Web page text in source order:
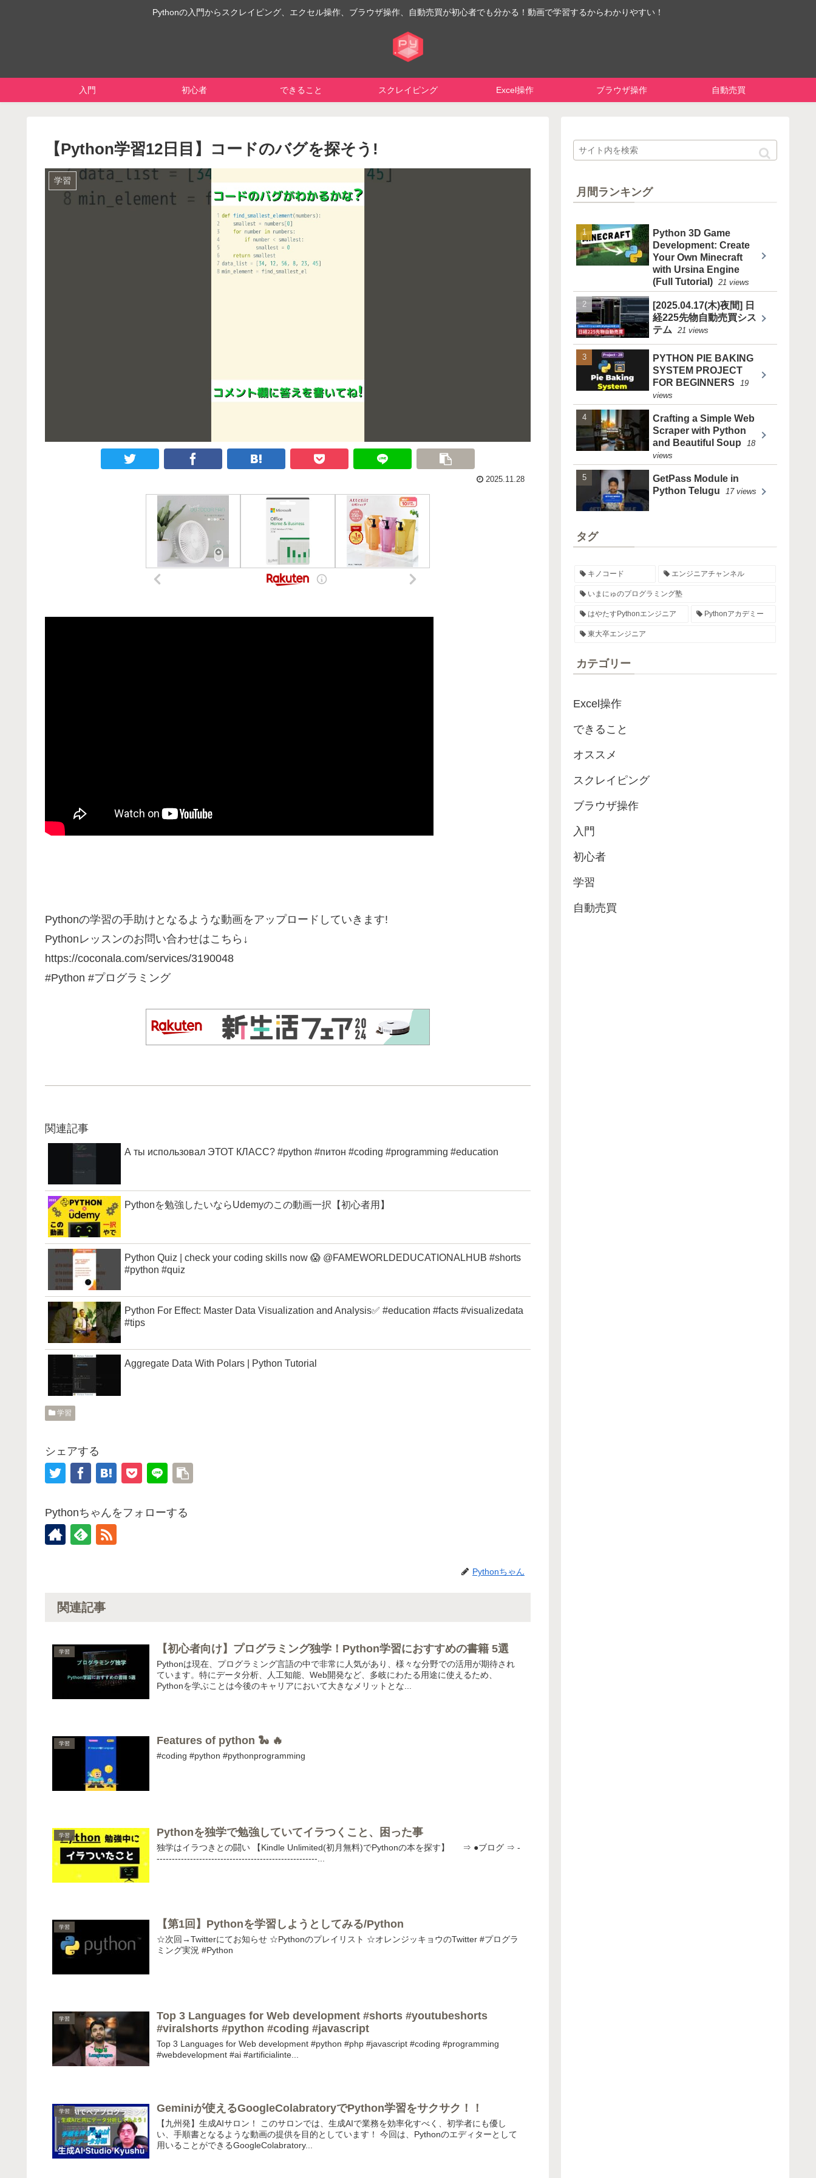
Pythonの入門からスクレイピング、エクセル操作、ブラウザ操作、自動売買が初心者でも分かる！動画で学習するからわかりやすい！
入門 初心者 できること スクレイピング Excel操作 ブラウザ操作 自動売買
【Python学習12日目】コードのバグを探そう!
学習
2025.11.28
Pythonの学習の手助けとなるような動画をアップロードしていきます!
Pythonレッスンのお問い合わせはこちら↓
https://coconala.com/services/3190048
#Python #プログラミング
関連記事
А ты использовал ЭТОТ КЛАСС? #python #питон #coding #programming #education
Pythonを勉強したいならUdemyのこの動画一択【初心者用】
Python Quiz | check your coding skills now 😱 @FAMEWORLDEDUCATIONALHUB #shorts
#python #quiz
Python For Effect: Master Data Visualization and Analysis✅ #education #facts #visualizedata
#tips
Aggregate Data With Polars | Python Tutorial
学習
シェアする
Pythonちゃんをフォローする
Pythonちゃん
関連記事
学習 【初心者向け】プログラミング独学！Python学習におすすめの書籍 5選
Pythonは現在、プログラミング言語の中で非常に人気があり、様々な分野での活用が期待され
ています。特にデータ分析、人工知能、Web開発など、多岐にわたる用途に使えるため、
Pythonを学ぶことは今後のキャリアにおいて大きなメリットとな...
学習 Features of python 🐍 🔥
#coding #python #pythonprogramming
学習 Pythonを独学で勉強していてイラつくこと、困った事
独学はイラつきとの闘い 【Kindle Unlimited(初月無料)でPythonの本を探す】 ⇒ ●ブログ ⇒ -
-----------------------------------------------------...
学習 【第1回】Pythonを学習しようとしてみる/Python
☆次回→Twitterにてお知らせ ☆Pythonのプレイリスト ☆オレンジッキョウのTwitter #プログラ
ミング実況 #Python
学習
Top 3 Languages for Web development #shorts #youtubeshorts
#viralshorts #python #coding #javascript
Top 3 Languages for Web development #python #php #javascript #coding #programming
#webdevelopment #ai #artificialinte...
学習 Geminiが使えるGoogleColabratoryでPython学習をサクサク！！
【九州発】生成AIサロン！ このサロンでは、生成AIで業務を効率化すべく、初学者にも優し
い、手順書となるような動画の提供を目的としています！ 今回は、Pythonのエディターとして
用いることができるGoogleColabratory...
月間ランキング
Python 3D Game
Development: Create
Your Own Minecraft
with Ursina Engine
(Full Tutorial) 21 views
[2025.04.17(木)夜間] 日
経225先物自動売買シス
テム
21 views
PYTHON PIE BAKING
SYSTEM PROJECT
FOR BEGINNERS
19
views
Crafting a Simple Web
Scraper with Python
and Beautiful Soup
18
views
GetPass Module in
Python Telugu
17 views
タグ
キノコード エンジニアチャンネル
いまにゅのプログラミング塾
はやたすPythonエンジニア Pythonアカデミー
東大卒エンジニア
カテゴリー
Excel操作
できること
オススメ
スクレイピング
ブラウザ操作
入門
初心者
学習
自動売買